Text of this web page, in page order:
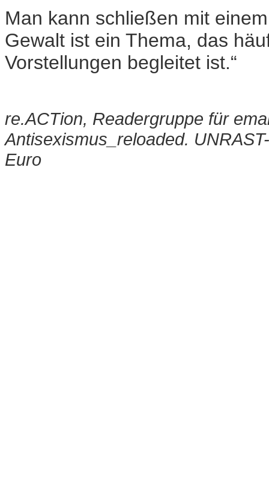
Man kann schließen mit
Gewalt ist ein Thema, das
Vorstellungen begleitet ist.“
re.ACTion, Readergruppe für
Antisexismus_reloaded.
Euro